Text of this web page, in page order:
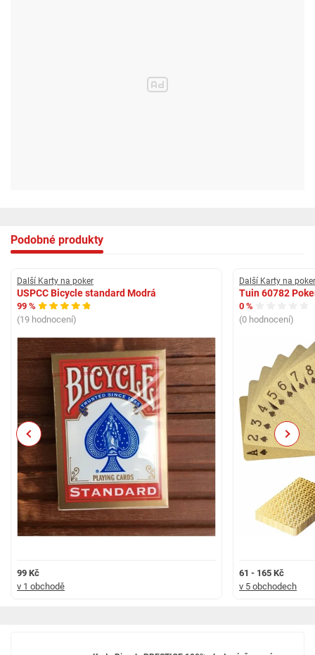
Podobné produkty
Další Karty na poker
USPCC Bicycle standard Modrá
99 %
(19 hodnocení)
99 Kč
v 1 obchodě
Další Karty na poker
Tuin 60782
0 %
(0 hodnocení)
61 - 165 Kč
v 5 obchodech
Previous Next